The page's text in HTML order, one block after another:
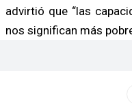
advirtió que “las
nos significan más